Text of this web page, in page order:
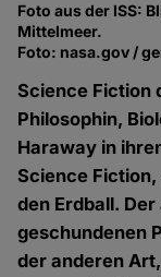
Foto aus der ISS:
Mittelmeer.
Foto: nasa.gov /
Science Fiction
Philosophin,
Haraway in
Science Fiction,
den Erdball.
geschundenen
der anderen